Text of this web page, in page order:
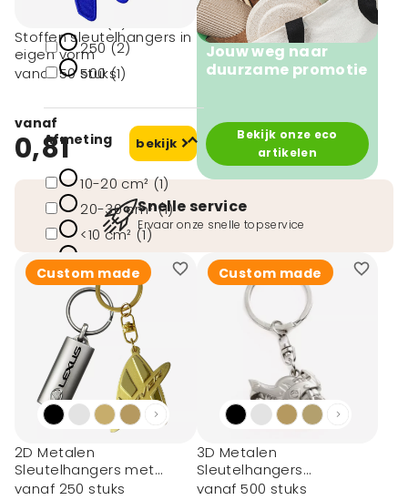
100 (8)
250 (2)
500 (1)
Afmeting
10-20 cm² (1)
20-30 cm² (1)
<10 cm² (1)
max. 25 cm2
(bijv. 5x5 cm) (3)
Max. 4 x 4 cm (1)
toon meer
Stoffen sleutelhangers in
eigen vorm
vanaf 50 stuks
vanaf
0,81 bekijk
Jouw weg naar
duurzame promotie
Bekijk onze eco
artikelen
Snelle service
Ervaar onze snelle topservice
Custom made
2D Metalen
Sleutelhangers met
Reliëf
vanaf 250 stuks
Custom made
3D Metalen
Sleutelhangers
(Premium)
vanaf 500 stuks